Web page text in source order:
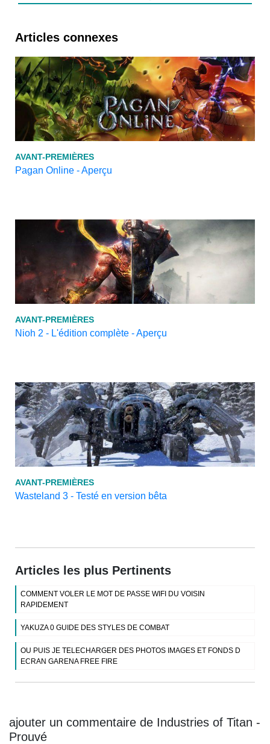
Articles connexes
AVANT-PREMIÈRES
Pagan Online - Aperçu
AVANT-PREMIÈRES
Nioh 2 - L'édition complète - Aperçu
AVANT-PREMIÈRES
Wasteland 3 - Testé en version bêta
Articles les plus Pertinents
COMMENT VOLER LE MOT DE PASSE WIFI DU VOISIN
RAPIDEMENT
YAKUZA 0 GUIDE DES STYLES DE COMBAT
OU PUIS JE TELECHARGER DES PHOTOS IMAGES ET FONDS D
ECRAN GARENA FREE FIRE
ajouter un commentaire de Industries of Titan -
Prouvé